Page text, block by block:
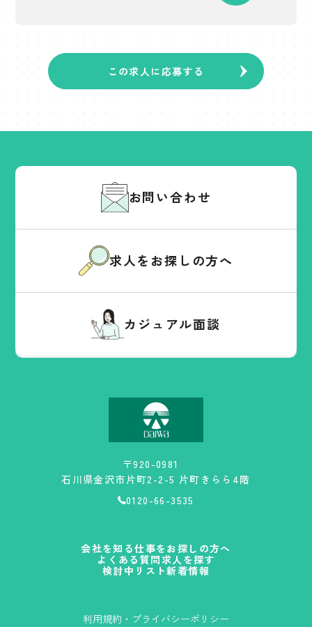
この求人に応募する
お問い合わせ
求人をお探しの方へ
カジュアル面談
〒920-0981
石川県金沢市片町2-2-5 片町きらら4階
0120-66-3535
会社を知る仕事をお探しの方へ
よくある質問求人を探す
検討中リスト新着情報
利用規約・プライバシーポリシー